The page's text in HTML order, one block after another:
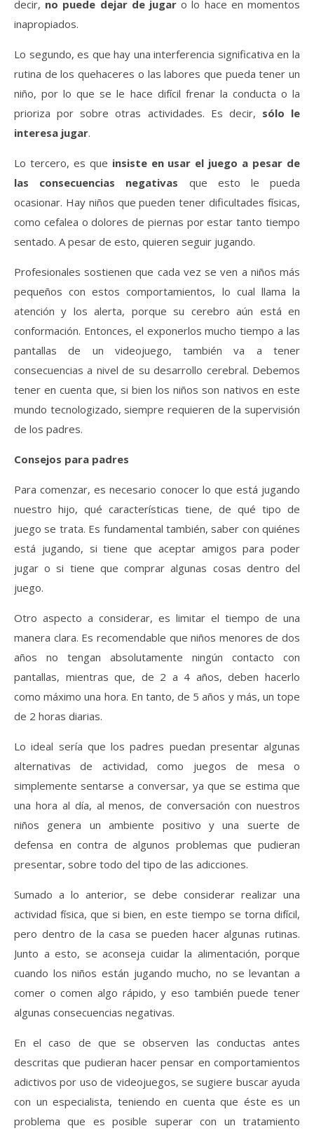
decir, no puede dejar de jugar o lo hace en momentos
inapropiados.
Lo segundo, es que hay una interferencia significativa en la
rutina de los quehaceres o las labores que pueda tener un
niño, por lo que se le hace difícil frenar la conducta o la
prioriza por sobre otras actividades. Es decir, sólo le
interesa jugar.
Lo tercero, es que insiste en usar el juego a pesar de
las consecuencias negativas que esto le pueda
ocasionar. Hay niños que pueden tener dificultades físicas,
como cefalea o dolores de piernas por estar tanto tiempo
sentado. A pesar de esto, quieren seguir jugando.
Profesionales sostienen que cada vez se ven a niños más
pequeños con estos comportamientos, lo cual llama la
atención y los alerta, porque su cerebro aún está en
conformación. Entonces, el exponerlos mucho tiempo a las
pantallas de un videojuego, también va a tener
consecuencias a nivel de su desarrollo cerebral. Debemos
tener en cuenta que, si bien los niños son nativos en este
mundo tecnologizado, siempre requieren de la supervisión
de los padres.
Consejos para padres
Para comenzar, es necesario conocer lo que está jugando
nuestro hijo, qué características tiene, de qué tipo de
juego se trata. Es fundamental también, saber con quiénes
está jugando, si tiene que aceptar amigos para poder
jugar o si tiene que comprar algunas cosas dentro del
juego.
Otro aspecto a considerar, es limitar el tiempo de una
manera clara. Es recomendable que niños menores de dos
años no tengan absolutamente ningún contacto con
pantallas, mientras que, de 2 a 4 años, deben hacerlo
como máximo una hora. En tanto, de 5 años y más, un tope
de 2 horas diarias.
Lo ideal sería que los padres puedan presentar algunas
alternativas de actividad, como juegos de mesa o
simplemente sentarse a conversar, ya que se estima que
una hora al día, al menos, de conversación con nuestros
niños genera un ambiente positivo y una suerte de
defensa en contra de algunos problemas que pudieran
presentar, sobre todo del tipo de las adicciones.
Sumado a lo anterior, se debe considerar realizar una
actividad física, que si bien, en este tiempo se torna difícil,
pero dentro de la casa se pueden hacer algunas rutinas.
Junto a esto, se aconseja cuidar la alimentación, porque
cuando los niños están jugando mucho, no se levantan a
comer o comen algo rápido, y eso también puede tener
algunas consecuencias negativas.
En el caso de que se observen las conductas antes
descritas que pudieran hacer pensar en comportamientos
adictivos por uso de videojuegos, se sugiere buscar ayuda
con un especialista, teniendo en cuenta que éste es un
problema que es posible superar con un tratamiento